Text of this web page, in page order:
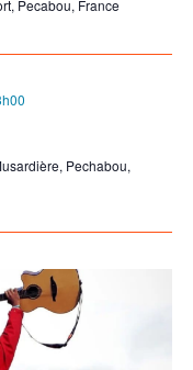
Pecabou, France
Pechabou,